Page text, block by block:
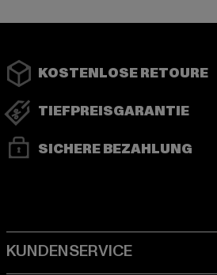
KOSTENLOSE RETOURE
TIEFPREISGARANTIE
SICHERE BEZAHLUNG